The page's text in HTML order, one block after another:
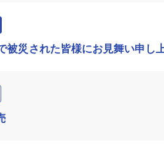
被災された皆様にお見舞い申し